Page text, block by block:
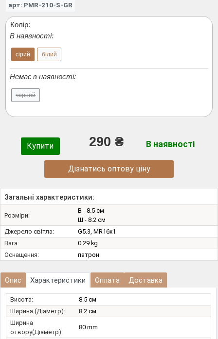
арт: PMR-210-S-GR
Колір:
В наявності:
сірий білий
Немає в наявності:
чорний
Купити 290 ₴ В наявності
Дізнатись оптову ціну
Загальні характеристики:
Розміри:
В - 8.5 см
Ш - 8.2 см
Джерело світла:
G5.3, MR16х1
Вага:
0.29 kg
Оснащення:
патрон
Опис Характеристики Оплата Доставка
Висота:
8.5 см
Ширина (Діаметр):
8.2 см
Ширина
отвору(Діаметр):
80 mm